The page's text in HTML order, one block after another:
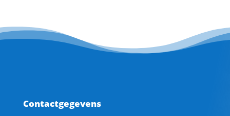
Contactgegevens